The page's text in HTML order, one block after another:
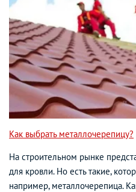
Как выбрать металлочерепицу?
На строительном рынке
для кровли. Но есть такие,
например, металлочерепица.